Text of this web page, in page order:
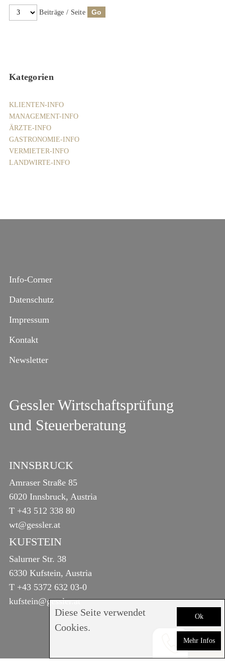
Ok
Mehr Infos
Diese Seite verwendet
Cookies.
Beiträge / Seite
Kategorien
KLIENTEN-INFO
MANAGEMENT-INFO
ÄRZTE-INFO
GASTRONOMIE-INFO
VERMIETER-INFO
LANDWIRTE-INFO
Info-Corner
Datenschutz
Impressum
Kontakt
Newsletter
Gessler Wirtschaftsprüfung
und Steuerberatung
INNSBRUCK
Amraser Straße 85
6020 Innsbruck, Austria
T +43 512 338 80
wt@gessler.at
KUFSTEIN
Salurner Str. 38
6330 Kufstein, Austria
T +43 5372 632 03-0
kufstein@gessler.at